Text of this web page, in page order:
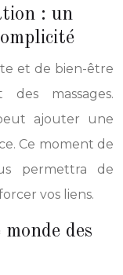
: un
et de bien-être
massages.
peut ajouter une
Ce moment de
permettra de
vos liens.
des